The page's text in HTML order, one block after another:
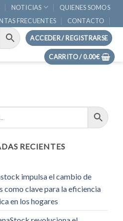
NOTICIAS
QUIENES SOMOS
FRECUENTES
CONTACTO
ACCEDER / REGISTRARSE
CARRITO /0.00€
RECIENTES
impulsa el cambio de
como clave para la eficiencia
en los hogares